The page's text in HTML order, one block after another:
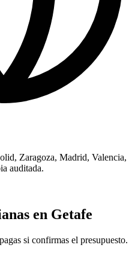
Zaragoza, Madrid, Valencia,
auditada.
en Getafe
si confirmas el presupuesto.